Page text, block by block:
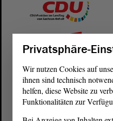
Privatsphäre-
Wir nutzen Cookies auf
ihnen sind technisch
helfen, diese Website zu
Funktionalitäten zur